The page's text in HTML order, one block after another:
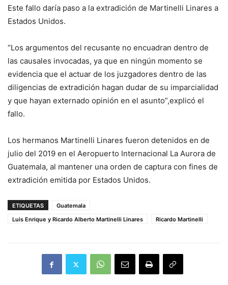
Este fallo daría paso a la extradición de Martinelli Linares a
Estados Unidos.
“Los argumentos del recusante no encuadran dentro de
las causales invocadas, ya que en ningún momento se
evidencia que el actuar de los juzgadores dentro de las
diligencias de extradición hagan dudar de su imparcialidad
y que hayan externado opinión en el asunto”,explicó el
fallo.
Los hermanos Martinelli Linares fueron detenidos en de
julio del 2019 en el Aeropuerto Internacional La Aurora de
Guatemala, al mantener una orden de captura con fines de
extradición emitida por Estados Unidos.
ETIQUETAS
Guatemala
Luis Enrique y Ricardo Alberto Martinelli Linares
Ricardo Martinelli